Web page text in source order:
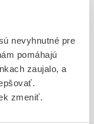
nevyhnutné pre
pomáhajú
zaujalo, a
zmeniť.